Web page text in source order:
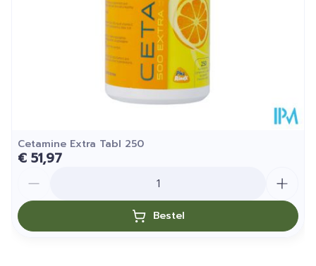
- 25°C)
Cetamine Extra Tabl 250
€ 51,97
Bestel